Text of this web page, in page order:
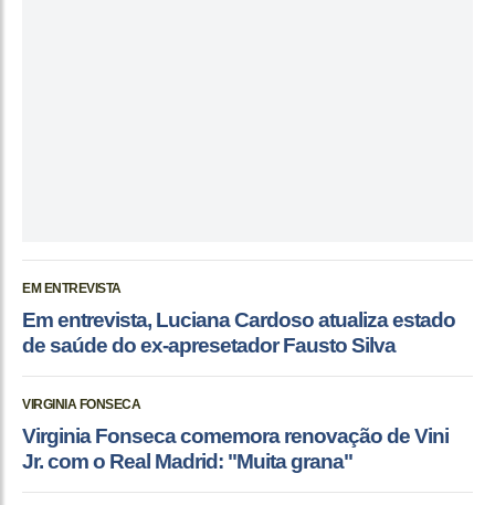
EM ENTREVISTA
Em entrevista, Luciana Cardoso atualiza estado
de saúde do ex-apresetador Fausto Silva
VIRGINIA FONSECA
Virginia Fonseca comemora renovação de Vini
Jr. com o Real Madrid: "Muita grana"